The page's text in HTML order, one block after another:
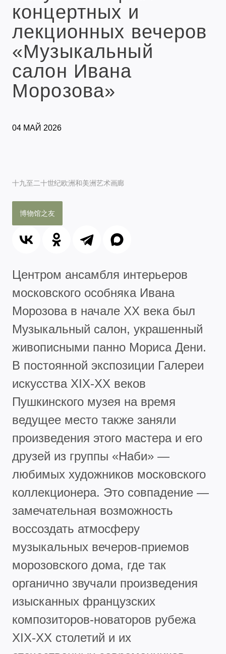
концертных и
лекционных вечеров
«Музыкальный
салон Ивана
Морозова»
04 МАЙ 2026
十九至二十世纪欧洲和美洲艺术画廊
博物馆之友
Центром ансамбля интерьеров
московского особняка Ивана
Морозова в начале ХХ века был
Музыкальный салон, украшенный
живописными панно Мориса Дени.
В постоянной экспозиции Галереи
искусства XIX-XX веков
Пушкинского музея на время
ведущее место также заняли
произведения этого мастера и его
друзей из группы «Наби» —
любимых художников московского
коллекционера. Это совпадение —
замечательная возможность
воссоздать атмосферу
музыкальных вечеров-приемов
морозовского дома, где так
органично звучали произведения
изысканных французских
композиторов-новаторов рубежа
XIX-XX столетий и их